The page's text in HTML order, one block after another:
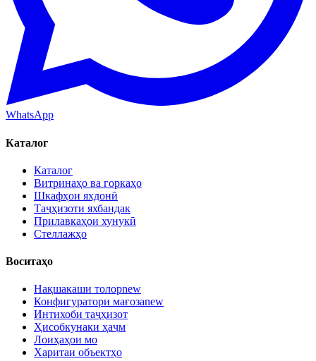
WhatsApp
Каталог
Каталог
Витринаҳо ва горкаҳо
Шкафҳои яхдонӣ
Таҷҳизоти яхбандак
Прилавкаҳои хунукӣ
Стеллажҳо
Воситаҳо
Нақшакаши толорnew
Конфигуратори мағозаnew
Интихоби таҷҳизот
Ҳисобкунаки ҳаҷм
Лоиҳаҳои мо
Харитаи объектҳо